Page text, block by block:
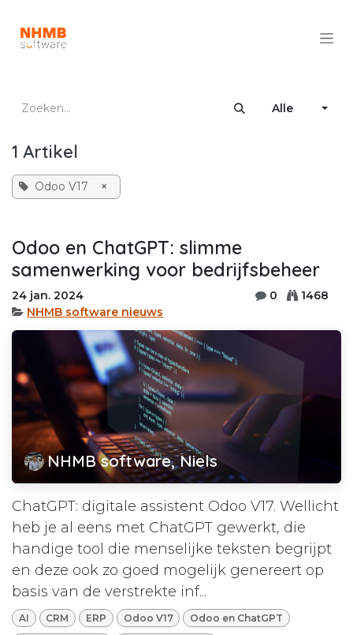
Alle
1 Artikel
Odoo V17 ×
Odoo en ChatGPT: slimme
samenwerking voor bedrijfsbeheer
24 jan. 2024 0
1468
NHMB software nieuws
NHMB software, Niels
ChatGPT: digitale assistent Odoo V17. Wellicht
heb je al eens met ChatGPT gewerkt, die
handige tool die menselijke teksten begrijpt
en deze ook zo goed mogelijk genereert op
basis van de verstrekte inf...
AI CRM ERP Odoo V17 Odoo en ChatGPT